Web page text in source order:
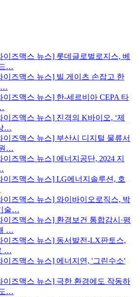
이즈맥스 뉴스] 롯데글로벌로지스, 베
…
이즈맥스 뉴스] 빌 게이츠 손잡고 한
…
이즈맥스 뉴스] 한-세르비아 CEPA 타
이즈맥스 뉴스] 진격의 K바이오, ‘제
…
이즈맥스 뉴스] 부산시 디지털 물류서
…
이즈맥스 뉴스] 에너지공단, 2024 지
이즈맥스 뉴스] LG에너지솔루션, 호
이즈맥스 뉴스] 와이바이오로직스, 박
술…
이즈맥스 뉴스] 환경보건 통합감시·평
…
이즈맥스 뉴스] 동서발전-LX판토스,
…
이즈맥스 뉴스] 에너지연, '그린수소'
이즈맥스 뉴스] 극한 환경에도 작동하
…